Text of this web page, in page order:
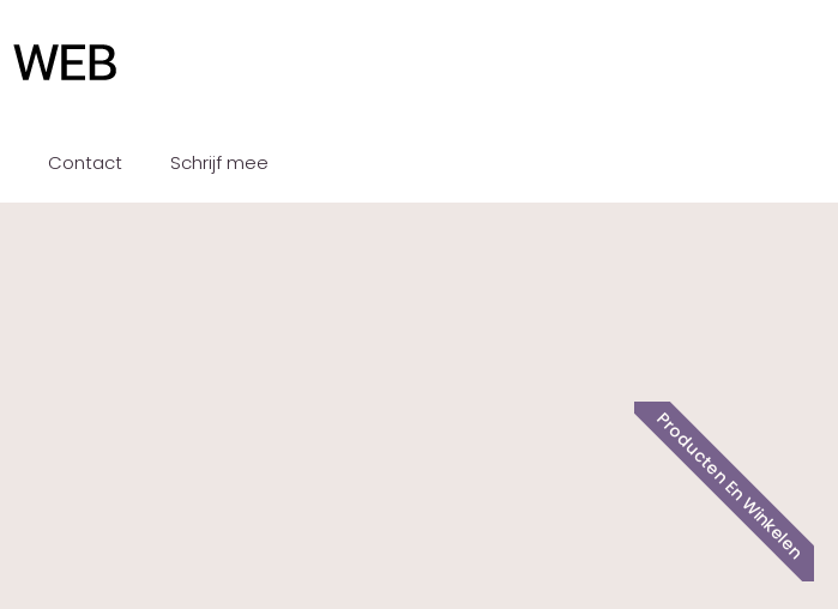
Contact Schrijf mee
Producten En Winkelen